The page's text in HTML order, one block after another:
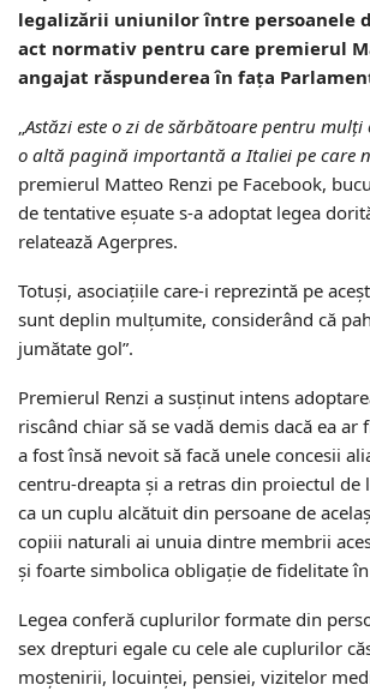
legalizării uniunilor între persoanele
act normativ pentru care premierul
angajat răspunderea în fața
„Astăzi este o zi de sărbătoare pentru
o altă pagină importantă a Italiei pe care
premierul Matteo Renzi pe Facebook,
de tentative eșuate s-a adoptat legea
relatează Agerpres.
Totuși, asociațiile care-i reprezintă pe
sunt deplin mulțumite, considerând că
jumătate gol”.
Premierul Renzi a susținut intens
riscând chiar să se vadă demis dacă ea ar
a fost însă nevoit să facă unele concesii
centru-dreapta și a retras din proiectul de
ca un cuplu alcătuit din persoane de
copiii naturali ai unuia dintre membrii
și foarte simbolica obligație de fidelitate
Legea conferă cuplurilor formate din
sex drepturi egale cu cele ale cuplurilor
moștenirii, locuinței, pensiei, vizitelor